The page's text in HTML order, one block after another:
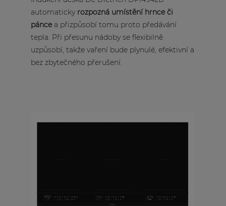
automaticky rozpozná umístění hrnce či
páncea přizpůsobí tomu proto předávání
tepla. Při přesunu nádoby se flexibilně
uzpůsobí, takže vaření bude plynulé, efektivní a
bez zbytečného přerušení.